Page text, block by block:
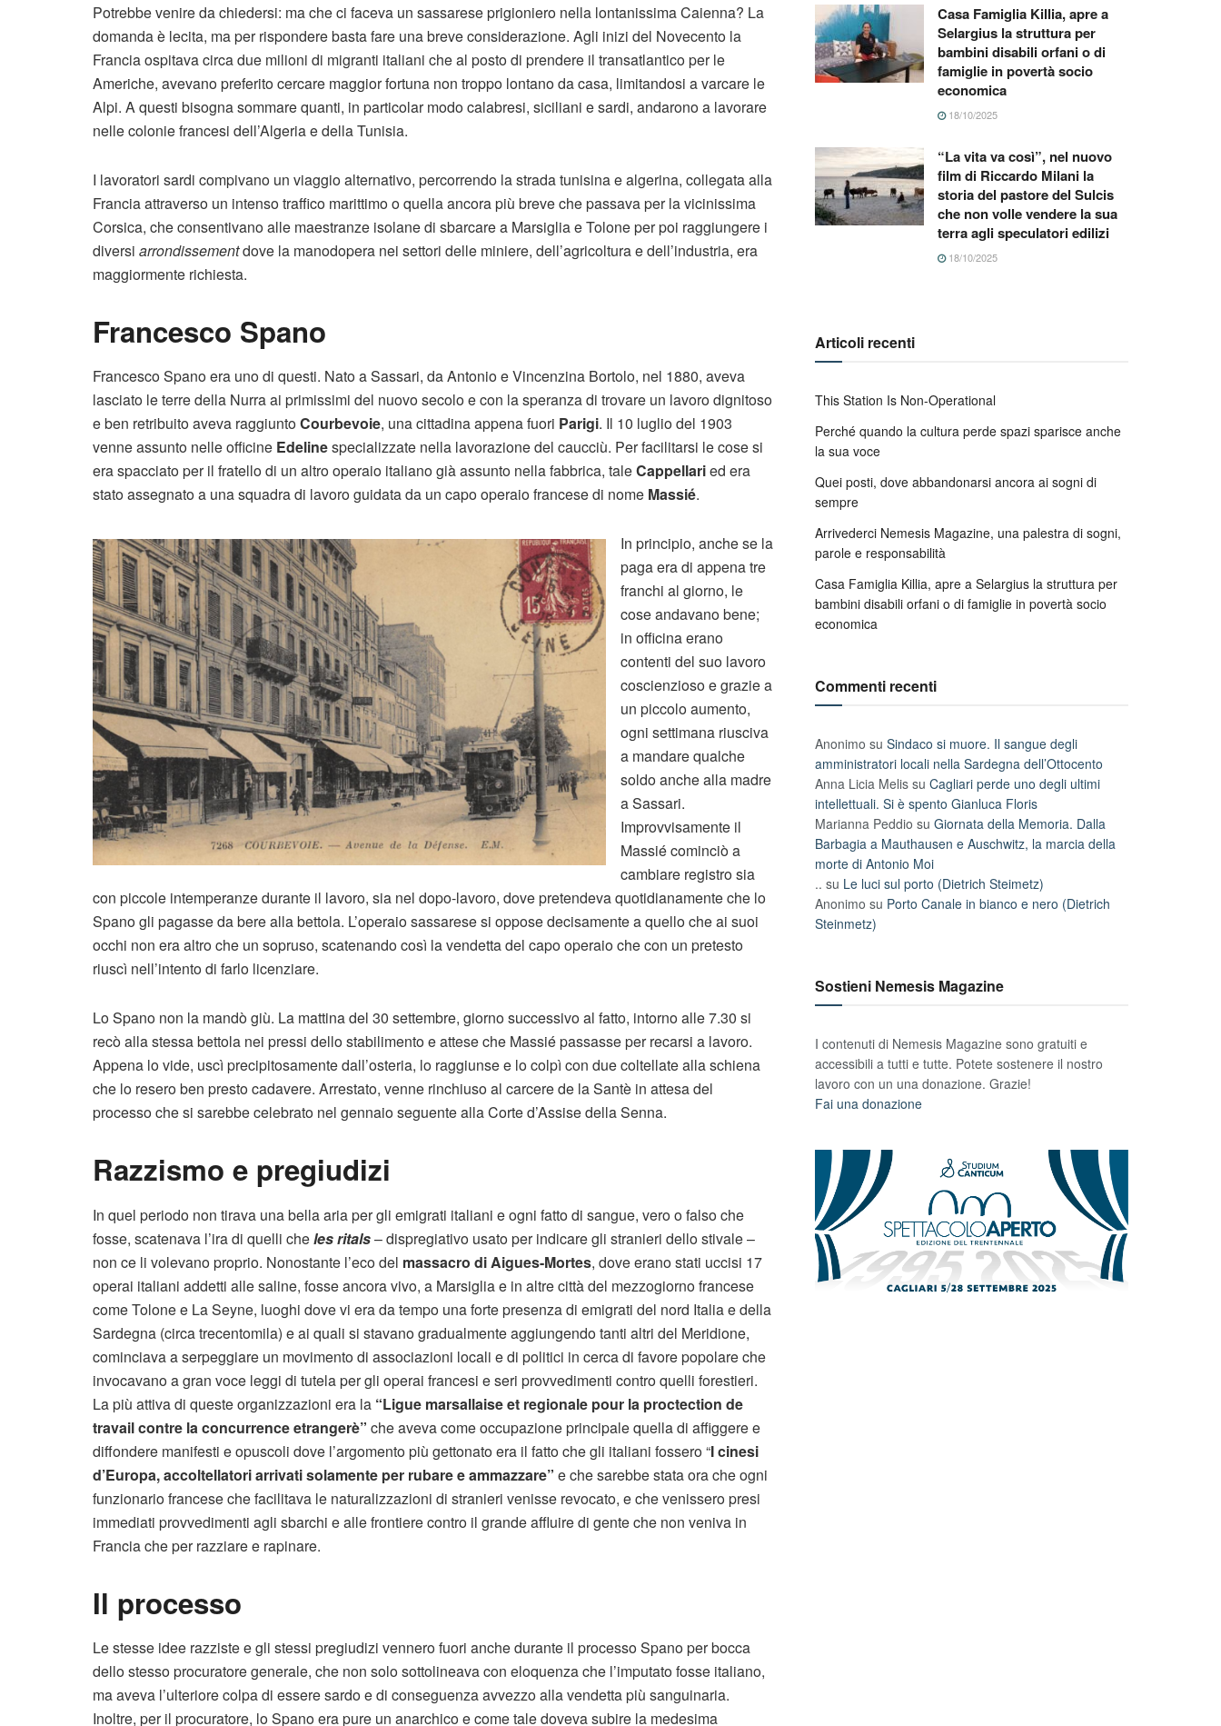
Potrebbe venire da chiedersi: ma che ci faceva un sassarese prigioniero nella lontanissima Caienna? La
domanda è lecita, ma per rispondere basta fare una breve considerazione. Agli inizi del Novecento la
Francia ospitava circa due milioni di migranti italiani che al posto di prendere il transatlantico per le
Americhe, avevano preferito cercare maggior fortuna non troppo lontano da casa, limitandosi a varcare le
Alpi. A questi bisogna sommare quanti, in particolar modo calabresi, siciliani e sardi, andarono a lavorare
nelle colonie francesi dell’Algeria e della Tunisia.
I lavoratori sardi compivano un viaggio alternativo, percorrendo la strada tunisina e algerina, collegata alla
Francia attraverso un intenso traffico marittimo o quella ancora più breve che passava per la vicinissima
Corsica, che consentivano alle maestranze isolane di sbarcare a Marsiglia e Tolone per poi raggiungere i
diversi arrondissementdove la manodopera nei settori delle miniere, dell’agricoltura e dell’industria, era
maggiormente richiesta.
Francesco Spano
Francesco Spano era uno di questi. Nato a Sassari, da Antonio e Vincenzina Bortolo, nel 1880, aveva
lasciato le terre della Nurra ai primissimi del nuovo secolo e con la speranza di trovare un lavoro dignitoso
e ben retribuito aveva raggiuntoCourbevoie, una cittadina appena fuori Parigi. Il 10 luglio del 1903
venne assunto nelle officine Edelinespecializzate nella lavorazione del caucciù. Per facilitarsi le cose si
era spacciato per il fratello di un altro operaio italiano già assunto nella fabbrica, taleCappellaried era
stato assegnato a una squadra di lavoro guidata da un capo operaio francese di nome Massié.
In principio, anche se la
paga era di appena tre
franchi al giorno, le
cose andavano bene;
in officina erano
contenti del suo lavoro
coscienzioso e grazie a
un piccolo aumento,
ogni settimana riusciva
a mandare qualche
soldo anche alla madre
a Sassari.
Improvvisamente il
Massié cominciò a
cambiare registro sia
con piccole intemperanze durante il lavoro, sia nel dopo-lavoro, dove pretendeva quotidianamente che lo
Spano gli pagasse da bere alla bettola. L’operaio sassarese si oppose decisamente a quello che ai suoi
occhi non era altro che un sopruso, scatenando così la vendetta del capo operaio che con un pretesto
riuscì nell’intento di farlo licenziare.
Lo Spano non la mandò giù. La mattina del 30 settembre, giorno successivo al fatto, intorno alle 7.30 si
recò alla stessa bettola nei pressi dello stabilimento e attese che Massié passasse per recarsi a lavoro.
Appena lo vide, uscì precipitosamente dall’osteria, lo raggiunse e lo colpì con due coltellate alla schiena
che lo resero ben presto cadavere. Arrestato, venne rinchiuso al carcere de la Santè in attesa del
processo che si sarebbe celebrato nel gennaio seguente alla Corte d’Assise della Senna.
Razzismo e pregiudizi
In quel periodo non tirava una bella aria per gli emigrati italiani e ogni fatto di sangue, vero o falso che
fosse, scatenava l’ira di quelli cheles ritals– dispregiativo usato per indicare gli stranieri dello stivale –
non ce li volevano proprio. Nonostante l’eco del massacro di Aigues-Mortes, dove erano stati uccisi 17
operai italiani addetti alle saline, fosse ancora vivo, a Marsiglia e in altre città del mezzogiorno francese
come Tolone e La Seyne, luoghi dove vi era da tempo una forte presenza di emigrati del nord Italia e della
Sardegna (circa trecentomila) e ai quali si stavano gradualmente aggiungendo tanti altri del Meridione,
cominciava a serpeggiare un movimento di associazioni locali e di politici in cerca di favore popolare che
invocavano a gran voce leggi di tutela per gli operai francesi e seri provvedimenti contro quelli forestieri.
La più attiva di queste organizzazioni era la “Ligue marsallaise et regionale pour la proctection de
travail contre la concurrence etrangerè” che aveva come occupazione principale quella di affiggere e
diffondere manifesti e opuscoli dove l’argomento più gettonato era il fatto che gli italiani fossero “I cinesi
d’Europa, accoltellatori arrivati solamente per rubare e ammazzare” e che sarebbe stata ora che ogni
funzionario francese che facilitava le naturalizzazioni di stranieri venisse revocato, e che venissero presi
immediati provvedimenti agli sbarchi e alle frontiere contro il grande affluire di gente che non veniva in
Francia che per razziare e rapinare.
Il processo
Le stesse idee razziste e gli stessi pregiudizi vennero fuori anche durante il processo Spano per bocca
dello stesso procuratore generale, che non solo sottolineava con eloquenza che l’imputato fosse italiano,
ma aveva l’ulteriore colpa di essere sardo e di conseguenza avvezzo alla vendetta più sanguinaria.
Inoltre, per il procuratore, lo Spano era pure un anarchico e come tale doveva subire la medesima
Casa Famiglia Killia, apre a
Selargius la struttura per
bambini disabili orfani o di
famiglie in povertà socio
economica
18/10/2025
“La vita va così”, nel nuovo
film di Riccardo Milani la
storia del pastore del Sulcis
che non volle vendere la sua
terra agli speculatori edilizi
18/10/2025
Articoli recenti
This Station Is Non-Operational
Perché quando la cultura perde spazi sparisce anche
la sua voce
Quei posti, dove abbandonarsi ancora ai sogni di
sempre
Arrivederci Nemesis Magazine, una palestra di sogni,
parole e responsabilità
Casa Famiglia Killia, apre a Selargius la struttura per
bambini disabili orfani o di famiglie in povertà socio
economica
Commenti recenti
Anonimo su Sindaco si muore. Il sangue degli
amministratori locali nella Sardegna dell’Ottocento
Anna Licia Melis su Cagliari perde uno degli ultimi
intellettuali. Si è spento Gianluca Floris
Marianna Peddio su Giornata della Memoria. Dalla
Barbagia a Mauthausen e Auschwitz, la marcia della
morte di Antonio Moi
.. su Le luci sul porto (Dietrich Steimetz)
Anonimo su Porto Canale in bianco e nero (Dietrich
Steinmetz)
Sostieni Nemesis Magazine
I contenuti di Nemesis Magazine sono gratuiti e
accessibili a tutti e tutte. Potete sostenere il nostro
lavoro con un una donazione. Grazie!
Fai una donazione